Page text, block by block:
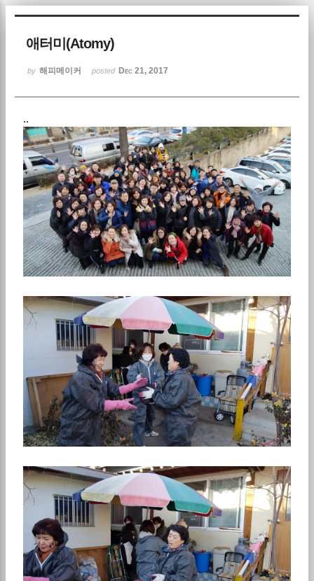
애터미(Atomy)
by 해피메이커 posted Dec 21, 2017
..
Sketchbook5, 스케치북5
Sketchbook5, 스케치북5